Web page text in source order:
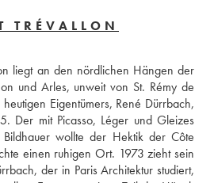
TRÉVALLON
liegt an den nördlichen Hängen der
und Arles, unweit von St. Rémy de
Eigentümers, René Dürrbach,
Der mit Picasso, Léger und Gleizes
wollte der Hektik der Côte
einen ruhigen Ort. 1973 zieht sein
der in Paris Architektur studiert,